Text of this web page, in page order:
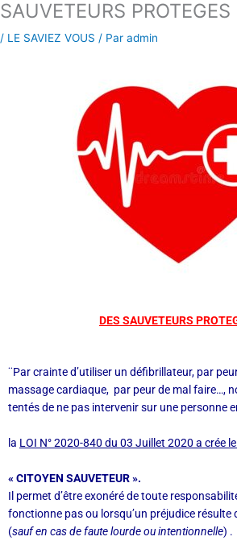
Aller
contenu
SAUVETEURS PROTEGES
/ LE SAVIEZ VOUS / Par admin
DES SAUVETEURS
¨Par crainte d’utiliser un défibrillateur, par
massage cardiaque, par peur de mal faire…,
tentés de ne pas intervenir sur une personne
la LOI N° 2020-840 du 03 Juillet 2020 a crée
« CITOYEN SAUVETEUR ».
Il permet d’être exonéré de toute
fonctionne pas ou lorsqu’un préjudice résulte
(sauf en cas de faute lourde ou intentionnelle) .